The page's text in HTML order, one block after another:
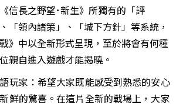
信長之野望･新生》所獨有的「評
「領內諸策」、「城下方針」等系統，
》中以全新形式呈現，至於將會有何種
親自進入遊戲才能揭曉。
玩家：希望大家既能感受到熟悉的安心
鮮的驚喜。在這片全新的戰場上，大家